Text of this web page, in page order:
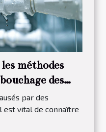
méthodes
des
par des
est vital de connaître